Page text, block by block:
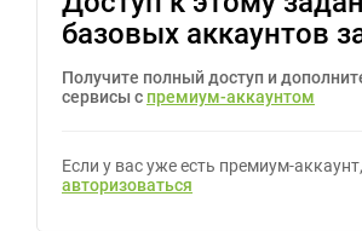
базовых аккаунтов
Получите полный доступ и
сервисы с премиум-аккаунтом
Если у вас уже есть премиум-
авторизоваться